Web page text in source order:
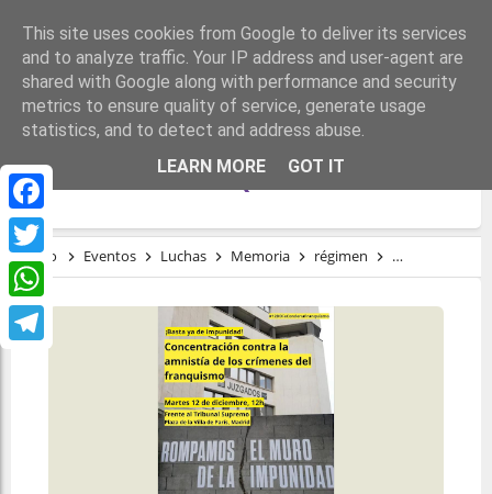
Facebook
Twitter
WhatsApp
12D - CONCENTRACIÓN: DÍA DE LAS
VÍCTIMAS DEL FRANQUISMO
Inicio Eventos Luchas Memoria régimen Víctimas del
This site uses cookies from Google to deliver its services
and to analyze traffic. Your IP address and user-agent are
shared with Google along with performance and security
metrics to ensure quality of service, generate usage
statistics, and to detect and address abuse.
LEARN MORE
GOT IT